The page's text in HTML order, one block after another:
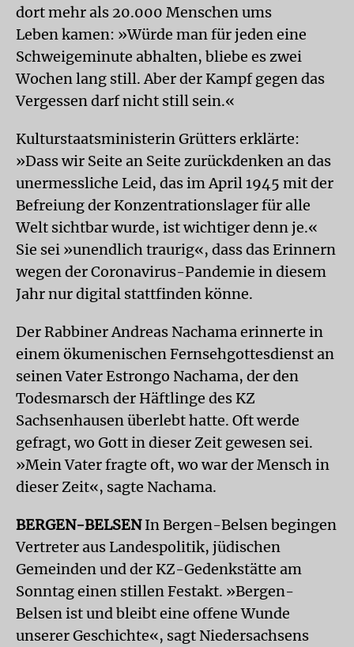
dort mehr als 20.000 Menschen ums
Leben kamen: »Würde man für jeden eine
Schweigeminute abhalten, bliebe es zwei
Wochen lang still. Aber der Kampf gegen das
Vergessen darf nicht still sein.«
Kulturstaatsministerin Grütters erklärte:
»Dass wir Seite an Seite zurückdenken an das
unermessliche Leid, das im April 1945 mit der
Befreiung der Konzentrationslager für alle
Welt sichtbar wurde, ist wichtiger denn je.«
Sie sei »unendlich traurig«, dass das Erinnern
wegen der Coronavirus-Pandemie in diesem
Jahr nur digital stattfinden könne.
Der Rabbiner Andreas Nachama erinnerte in
einem ökumenischen Fernsehgottesdienst an
seinen Vater Estrongo Nachama, der den
Todesmarsch der Häftlinge des KZ
Sachsenhausen überlebt hatte. Oft werde
gefragt, wo Gott in dieser Zeit gewesen sei.
»Mein Vater fragte oft, wo war der Mensch in
dieser Zeit«, sagte Nachama.
BERGEN-BELSENIn Bergen-Belsen begingen
Vertreter aus Landespolitik, jüdischen
Gemeinden und der KZ-Gedenkstätte am
Sonntag einen stillen Festakt. »Bergen-
Belsen ist und bleibt eine offene Wunde
unserer Geschichte«, sagt Niedersachsens